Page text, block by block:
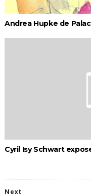
Andrea Hupke de
Cyril Isy Schwart
Next